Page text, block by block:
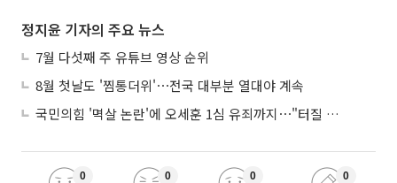
정지윤 기자의 주요 뉴스
7월 다섯째 주 유튜브 영상 순위
8월 첫날도 '찜통더위'⋯전국 대부분 열대야 계속
국민의힘 '멱살 논란'에 오세훈 1심 유죄까지⋯"터질 게 터졌다"
0 0 0 0